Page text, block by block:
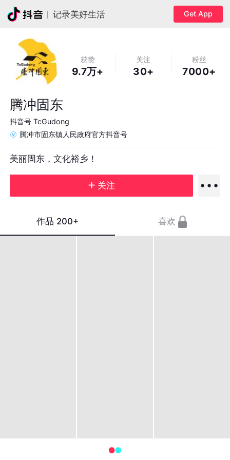
记录美好生活 Get App
获赞
9.7万+
关注
30+
粉丝
7000+
腾冲固东
抖音号 TcGudong
腾冲市固东镇人民政府官方抖音号
美丽固东，文化裕乡！
关注
作品 200+ 喜欢